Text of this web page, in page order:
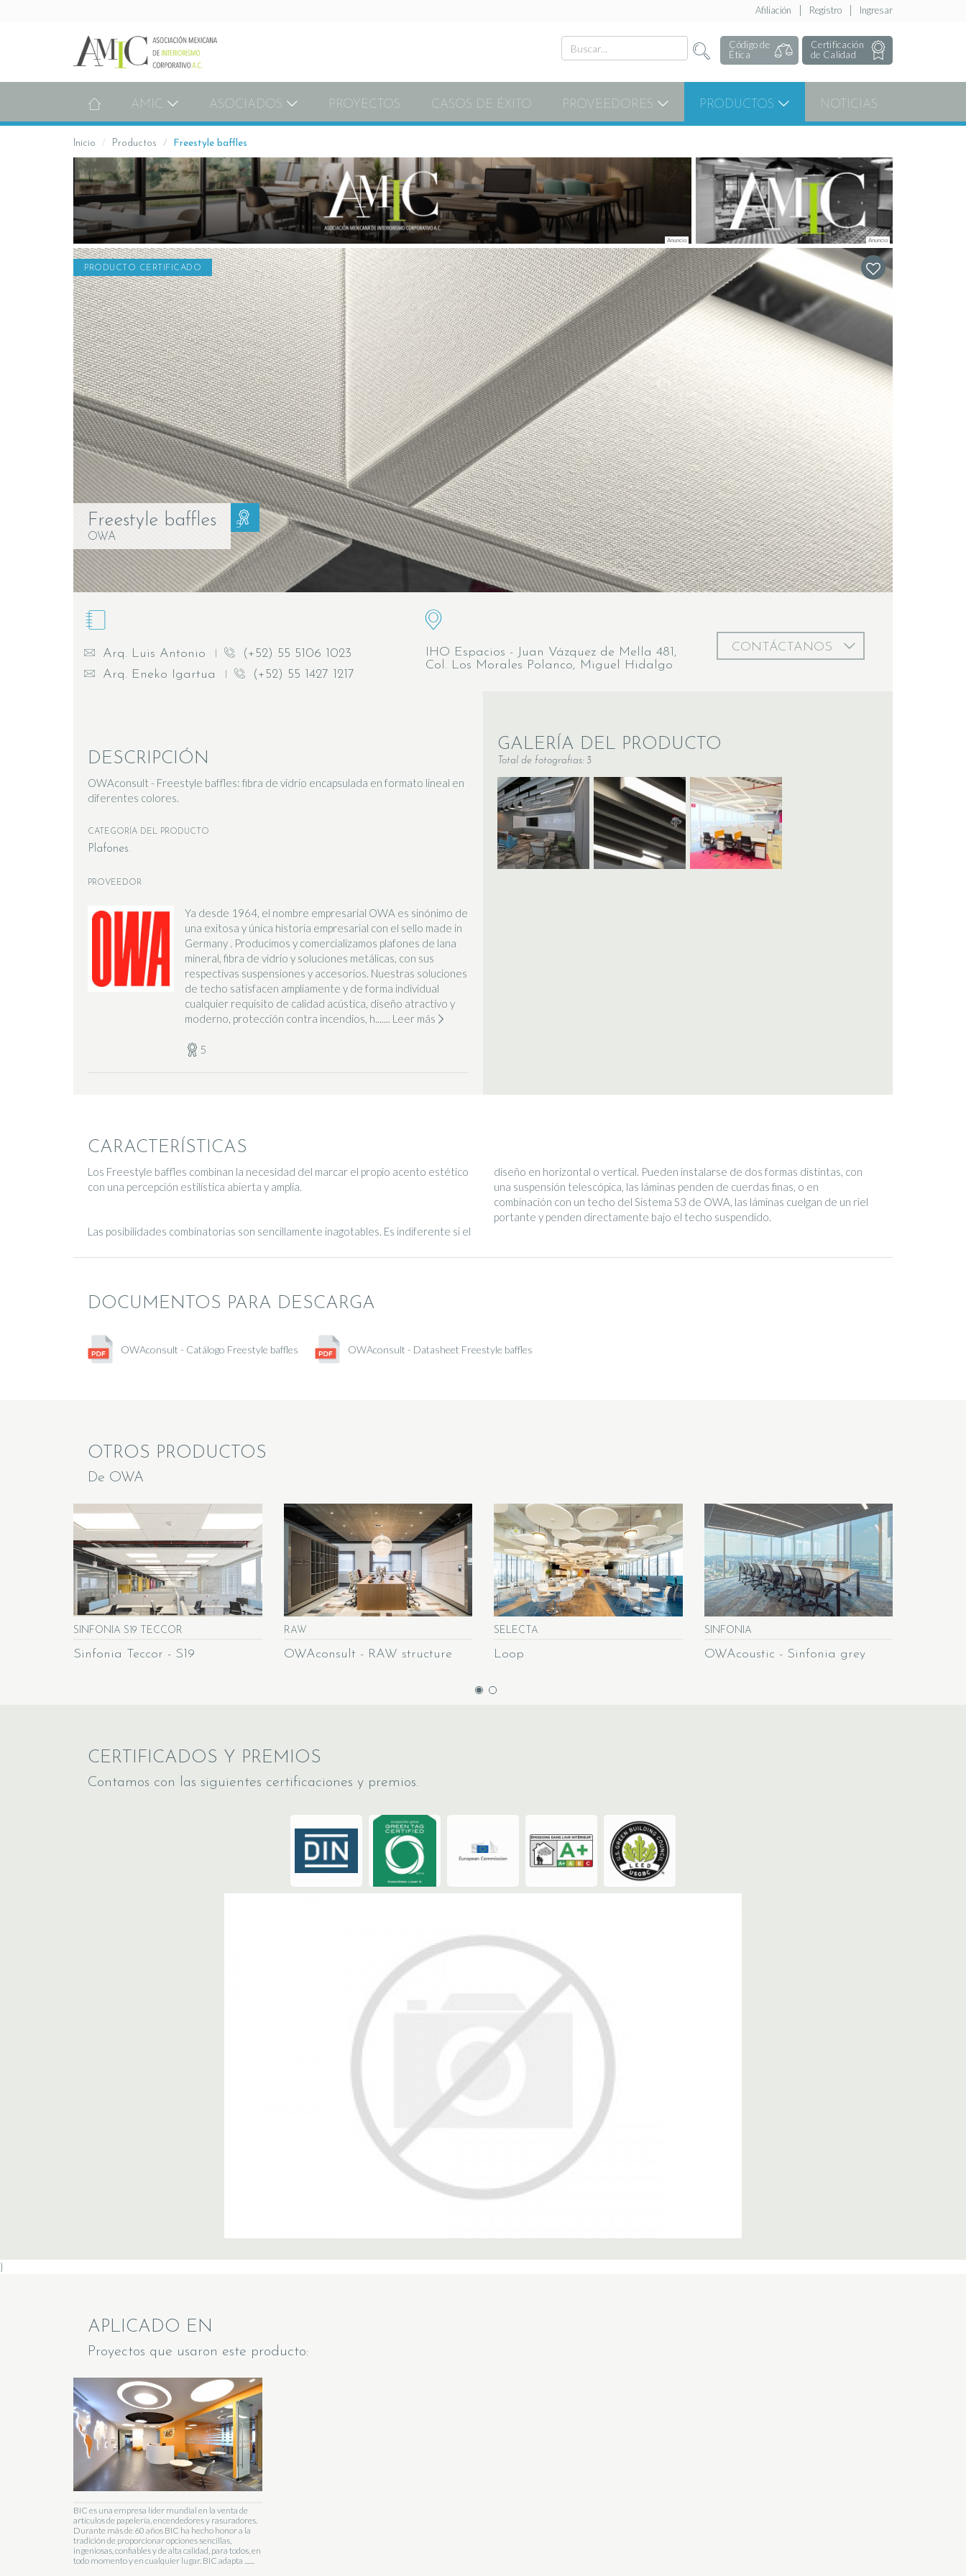
Ingresar
Registro
Afiliación
Código de
Ética
Certificación
de Calidad
AMIC ASOCIADOS PROYECTOS CASOS DE ÉXITO PROVEEDORES PRODUCTOS NOTICIAS
Inicio Productos Freestyle baffles
PRODUCTO CERTIFICADO
Freestyle baffles
OWA
5
Arq. Luis Antonio
(+52) 55 5106 1023
Arq. Eneko Igartua
(+52) 55 1427 1217
IHO Espacios - Juan Vázquez de Mella 481,
Col. Los Morales Polanco, Miguel Hidalgo
CONTÁCTANOS
DESCRIPCIÓN
OWAconsult - Freestyle baffles: fibra de vidrio encapsulada en formato lineal en
diferentes colores.
CATEGORÍA DEL PRODUCTO
Plafones
PROVEEDOR
Ya desde 1964, el nombre empresarial OWA es sinónimo de
una exitosa y única historia empresarial con el sello made in
Germany . Producimos y comercializamos plafones de lana
mineral, fibra de vidrio y soluciones metálicas, con sus
respectivas suspensiones y accesorios. Nuestras soluciones
de techo satisfacen ampliamente y de forma individual
cualquier requisito de calidad acústica, diseño atractivo y
moderno, protección contra incendios, h....... Leer más
5
GALERÍA DEL PRODUCTO
Total de fotografias: 3
CARACTERÍSTICAS
Los Freestyle baffles combinan la necesidad del marcar el propio acento estético
con una percepción estilística abierta y amplia.
Las posibilidades combinatorias son sencillamente inagotables. Es indiferente si el
diseño en horizontal o vertical. Pueden instalarse de dos formas distintas, con
una suspensión telescópica, las láminas penden de cuerdas finas, o en
combinación con un techo del Sistema S3 de OWA, las láminas cuelgan de un riel
portante y penden directamente bajo el techo suspendido.
DOCUMENTOS PARA DESCARGA
OWAconsult - Catálogo Freestyle baffles OWAconsult - Datasheet Freestyle baffles
OTROS PRODUCTOS
De OWA
SINFONIA S19 TECCOR
Sinfonia Teccor - S19
RAW
OWAconsult - RAW structure
SELECTA
Loop
SINFONIA
OWAcoustic - Sinfonia grey
CERTIFICADOS Y PREMIOS
Contamos con las siguientes certificaciones y premios.
}
APLICADO EN
Proyectos que usaron este producto:
BIC es una empresa líder mundial en la venta de
artículos de papelería, encendedores y rasuradores.
Durante más de 60 años BIC ha hecho honor a la
tradición de proporcionar opciones sencillas,
ingeniosas, confiables y de alta calidad, para todos, en
todo momento y en cualquier lugar. BIC adapta .......